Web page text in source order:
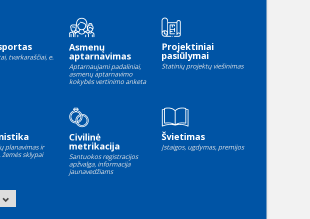
tvarkaraščiai, e.
Asmenų
aptarnavimas
Aptarnaujami padaliniai,
asmenų aptarnavimo
kokybės vertinimo anketa
Projektiniai
pasiūlymai
Statinių projektų viešinimas
planavimas ir
sklypai
Civilinė
metrikacija
Santuokos registracijos
apžvalga, informacija
jaunavedžiams
Švietimas
Įstaigos, ugdymas, premijos